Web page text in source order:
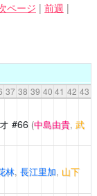
ページ | 前週 |
37 38 39 40 41 42 43
#66 (中島由貴, 武
林, 長江里加, 山下